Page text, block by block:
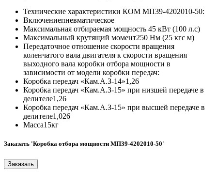
Технические характеристики КОМ МП39-4202010-50:
Включениепневматическое
Максимальная отбираемая мощность 45 кВт (100 л.с)
Максимальный крутящий момент250 Нм (25 кгс м)
Передаточное отношение скорости вращения
коленчатого вала двигателя к скорости вращения
выходного вала коробки отбора мощности в
зависимости от модели коробки передач:
Коробка передач «Кам.А.З-14»1,26
Коробка передач «Кам.А.З-15» при низшей передаче в
делителе1,26
Коробка передач «Кам.А.З-15» при высшей передаче в
делителе1,026
Масса15кг
Заказать 'Коробка отбора мощности МП39-4202010-50'